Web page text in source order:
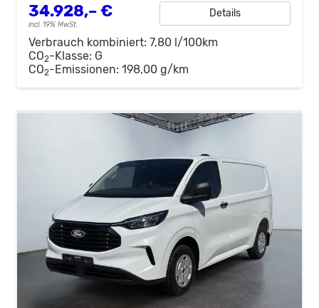
34.928,– €
incl. 19% MwSt.
Details
Verbrauch kombiniert: 7,80 l/100km
CO2-Klasse: G
CO2-Emissionen: 198,00 g/km